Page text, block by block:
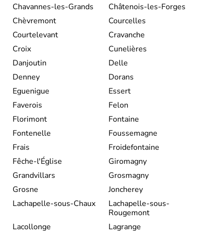
Chavannes-les-Grands
Châtenois-les-Forges
Chèvremont
Courcelles
Courtelevant
Cravanche
Croix
Cunelières
Danjoutin
Delle
Denney
Dorans
Eguenigue
Essert
Faverois
Felon
Florimont
Fontaine
Fontenelle
Foussemagne
Frais
Froidefontaine
Fêche-l'Église
Giromagny
Grandvillars
Grosmagny
Grosne
Joncherey
Lachapelle-sous-Chaux
Lachapelle-sous-
Rougemont
Lacollonge
Lagrange